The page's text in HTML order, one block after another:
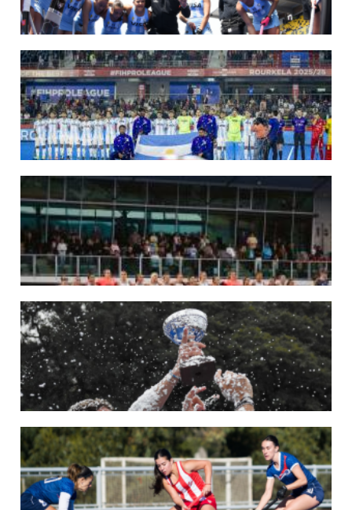
09/07/2026
MUNDIAL 2026: LAS LEONAS CONVOCADAS POR FERNANDO F...
Del 15 al 30 de agosto disputarán el Mundial 2026 en Países Bajos y Bélgica.
LEER MÁS
29/05/2026
LOS LEONES CONVOCADOS PARA LA VENTANA EUROPEA DE P...
En junio, el seleccionado nacional disputará las últimas dos ventanas de Pro
League 2025-26 en Inglaterra y Alemania.
LEER MÁS
22/05/2026
LAS LEONAS CONVOCADAS PARA LA VENTANA EUROPEA DE P...
En junio, el seleccionado nacional disputará las últimas dos ventanas de Pro
League 2025-26 en Bélgica e Inglaterra.
18/05/2026
SE DEFINIERON LOS CAMPEONES DE LA PRIMERA FASE DE ...
Del 13 al 17 de mayo se llevó a cabo el torneo que reúne a los mejores clubes del
país.
LEER MÁS